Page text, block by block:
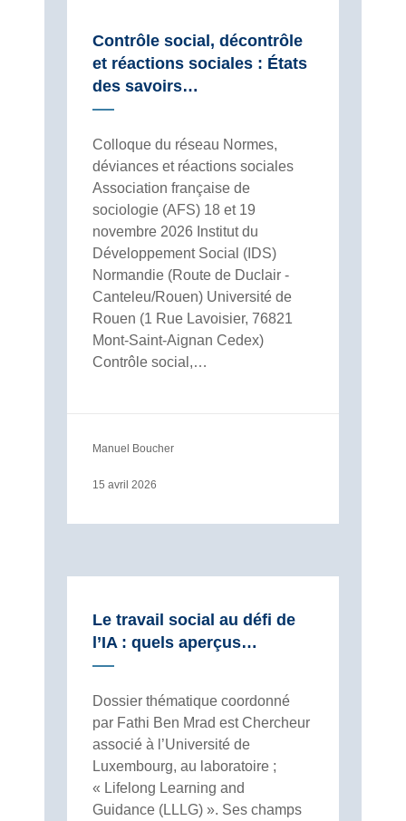
Contrôle social, décontrôle
et réactions sociales : États
des savoirs…
Colloque du réseau Normes,
déviances et réactions sociales
Association française de
sociologie (AFS) 18 et 19
novembre 2026 Institut du
Développement Social (IDS)
Normandie (Route de Duclair -
Canteleu/Rouen) Université de
Rouen (1 Rue Lavoisier, 76821
Mont-Saint-Aignan Cedex)
Contrôle social,…
Manuel Boucher
15 avril 2026
Le travail social au défi de
l’IA : quels aperçus…
Dossier thématique coordonné
par Fathi Ben Mrad est Chercheur
associé à l’Université de
Luxembourg, au laboratoire ;
« Lifelong Learning and
Guidance (LLLG) ». Ses champs